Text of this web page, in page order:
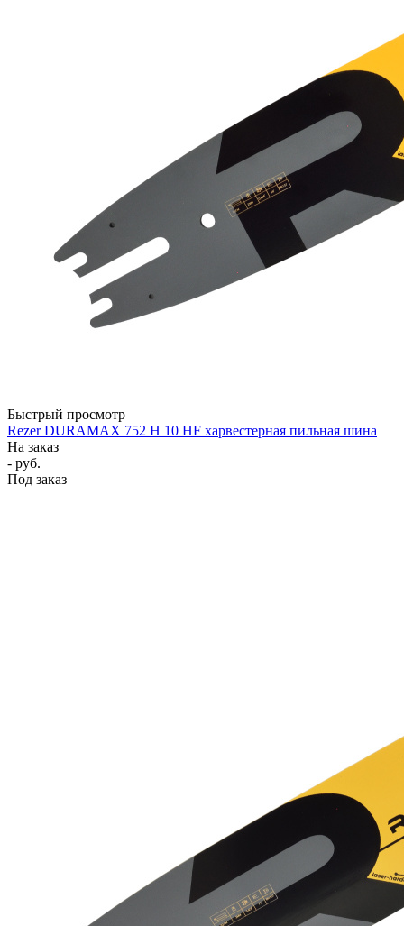
Быстрый просмотр
Rezer DURAMAX 752 H 10 HF харвестерная пильная шина
На заказ
- руб.
Под заказ